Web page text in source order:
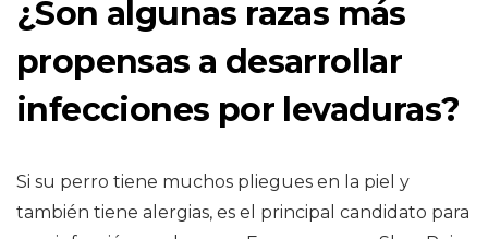
¿Son algunas razas más
propensas a desarrollar
infecciones por levaduras?
Si su perro tiene muchos pliegues en la piel y
también tiene alergias, es el principal candidato para